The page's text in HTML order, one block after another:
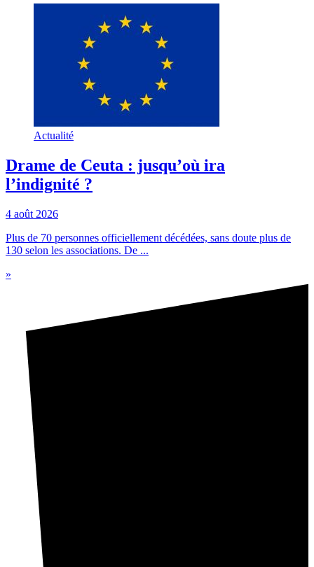
Actualité
Drame de Ceuta : jusqu’où ira
l’indignité ?
4 août 2026
Plus de 70 personnes officiellement décédées, sans doute plus de
130 selon les associations. De ...
»